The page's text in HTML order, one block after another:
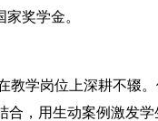
奖学金。
学岗位上深耕不辍。
合，用生动案例激发